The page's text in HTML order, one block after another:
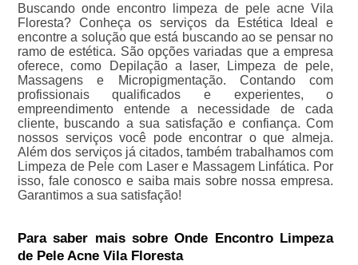
Buscando onde encontro limpeza de pele acne Vila
Floresta? Conheça os serviços da Estética Ideal e
encontre a solução que está buscando ao se pensar no
ramo de estética. São opções variadas que a empresa
oferece, como Depilação a laser, Limpeza de pele,
Massagens e Micropigmentação. Contando com
profissionais qualificados e experientes, o
empreendimento entende a necessidade de cada
cliente, buscando a sua satisfação e confiança. Com
nossos serviços você pode encontrar o que almeja.
Além dos serviços já citados, também trabalhamos com
Limpeza de Pele com Laser e Massagem Linfática. Por
isso, fale conosco e saiba mais sobre nossa empresa.
Garantimos a sua satisfação!
Para saber mais sobre Onde Encontro Limpeza
de Pele Acne Vila Floresta